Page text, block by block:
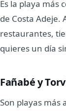
Es la playa más
de Costa Adeje.
restaurantes,
quieres un día
Fañabé y
Son playas más